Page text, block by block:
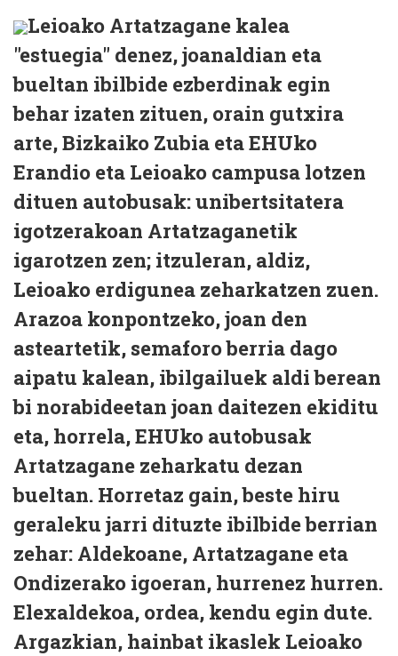
Leioako Artatzagane kalea
"estuegia" denez, joanaldian eta
bueltan ibilbide ezberdinak egin
behar izaten zituen, orain gutxira
arte, Bizkaiko Zubia eta EHUko
Erandio eta Leioako campusa lotzen
dituen autobusak: unibertsitatera
igotzerakoan Artatzaganetik
igarotzen zen; itzuleran, aldiz,
Leioako erdigunea zeharkatzen zuen.
Arazoa konpontzeko, joan den
asteartetik, semaforo berria dago
aipatu kalean, ibilgailuek aldi berean
bi norabideetan joan daitezen ekiditu
eta, horrela, EHUko autobusak
Artatzagane zeharkatu dezan
bueltan. Horretaz gain, beste hiru
geraleku jarri dituzte ibilbide berrian
zehar: Aldekoane, Artatzagane eta
Ondizerako igoeran, hurrenez hurren.
Elexaldekoa, ordea, kendu egin dute.
Argazkian, hainbat ikaslek Leioako